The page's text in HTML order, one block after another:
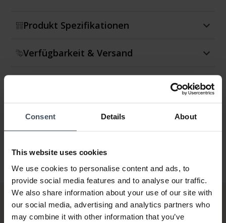
Consent Details About
This website uses cookies
We use cookies to personalise content and ads, to
provide social media features and to analyse our traffic.
We also share information about your use of our site with
our social media, advertising and analytics partners who
may combine it with other information that you’ve
Produkt Spezifikationen
Verfügbarkeit & Versand